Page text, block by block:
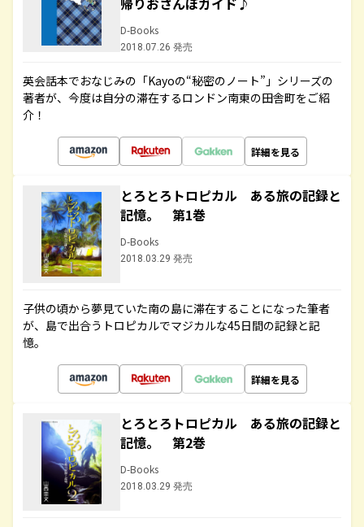
D-Books
2018.07.26 発売
英会話本でおなじみの「Kayoの“秘密のノート”」シリーズの
著者が、今度は自分の滞在するロンドン南東の田舎町をご紹
介！
詳細を見る
とろとろトロピカル ある旅の記録と
記憶。 第1巻
D-Books
2018.03.29 発売
子供の頃から夢見ていた南の島に滞在することになった筆者
が、島で出合うトロピカルでマジカルな45日間の記録と記
憶。
詳細を見る
とろとろトロピカル ある旅の記録と
記憶。 第2巻
D-Books
2018.03.29 発売